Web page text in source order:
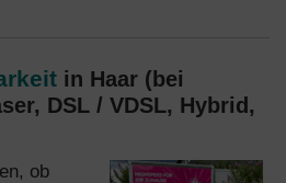
in Haar (bei
DSL / VDSL, Hybrid,
ob